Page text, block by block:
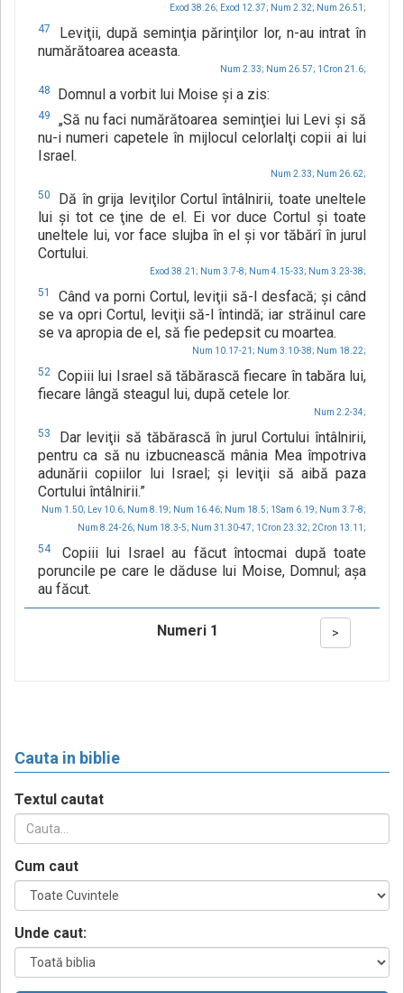
Exod 38.26; Exod 12.37; Num 2.32; Num 26.51;
47
Leviţii, după seminţia părinţilor lor, n-au intrat în
numărătoarea aceasta.
Num 2.33; Num 26.57; 1Cron 21.6;
48 Domnul a vorbit lui Moise şi a zis:
49
„Să nu faci numărătoarea seminţiei lui Levi şi să
nu-i numeri capetele în mijlocul celorlalţi copii ai lui
Israel.
Num 2.33; Num 26.62;
50
Dă în grija leviţilor Cortul întâlnirii, toate uneltele
lui şi tot ce ţine de el. Ei vor duce Cortul şi toate
uneltele lui, vor face slujba în el şi vor tăbărî în jurul
Cortului.
Exod 38.21; Num 3.7-8; Num 4.15-33; Num 3.23-38;
51
Când va porni Cortul, leviţii să-l desfacă; şi când
se va opri Cortul, leviţii să-l întindă; iar străinul care
se va apropia de el, să fie pedepsit cu moartea.
Num 10.17-21; Num 3.10-38; Num 18.22;
52 Copiii lui Israel să tăbărască fiecare în tabăra lui,
fiecare lângă steagul lui, după cetele lor.
Num 2.2-34;
53
Dar leviţii să tăbărască în jurul Cortului întâlnirii,
pentru ca să nu izbucnească mânia Mea împotriva
adunării copiilor lui Israel; şi leviţii să aibă paza
Cortului întâlnirii.”
Num 1.50; Lev 10.6; Num 8.19; Num 16.46; Num 18.5; 1Sam 6.19; Num 3.7-8;
Num 8.24-26; Num 18.3-5; Num 31.30-47; 1Cron 23.32; 2Cron 13.11;
54
Copiii lui Israel au făcut întocmai după toate
poruncile pe care le dăduse lui Moise, Domnul; aşa
au făcut.
Numeri 1 >
Cauta in biblie
Textul cautat
Cum caut
Unde caut: